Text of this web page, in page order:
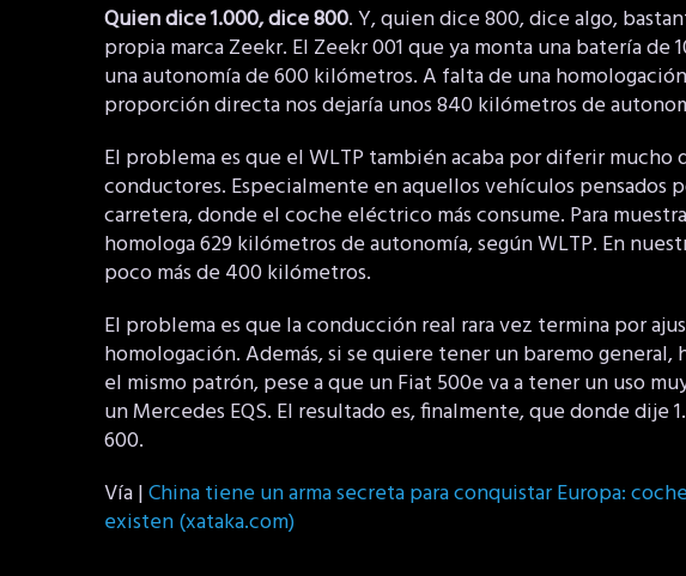
Quien dice 1.000, dice 800. Y, quien dice 800, dice algo,
propia marca Zeekr. El Zeekr 001 que ya monta una batería de
una autonomía de 600 kilómetros. A falta de una
proporción directa nos dejaría unos 840 kilómetros de
El problema es que el WLTP también acaba por diferir
conductores. Especialmente en aquellos vehículos pensados
carretera, donde el coche eléctrico más consume. Para
homologa 629 kilómetros de autonomía, según WLTP. En
poco más de 400 kilómetros.
El problema es que la conducción real rara vez termina por
homologación. Además, si se quiere tener un baremo
el mismo patrón, pese a que un Fiat 500e va a tener un uso
un Mercedes EQS. El resultado es, finalmente, que donde
600.
Vía |China tiene un arma secreta para conquistar Europa:
existen (xataka.com)